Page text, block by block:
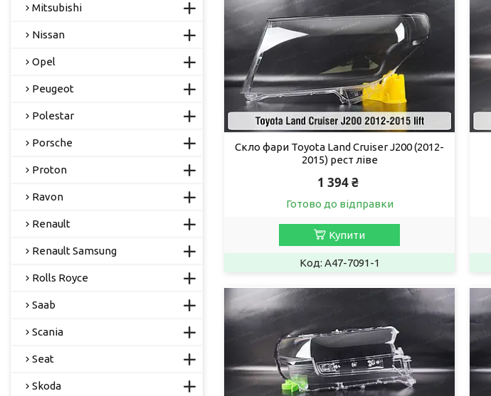
Скло фари Toyota Land Cruiser J200 (2012-
2015) рест ліве
1 394 ₴
Готово до відправки
Купити
A47-7091-1
Mitsubishi
Nissan
Opel
Peugeot
Polestar
Porsche
Proton
Ravon
Renault
Renault Samsung
Rolls Royce
Saab
Scania
Seat
Skoda